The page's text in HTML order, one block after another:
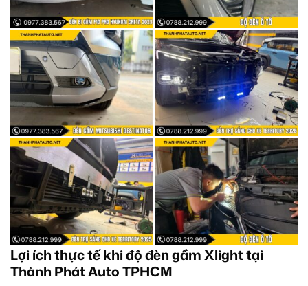
Lợi ích thực tế khi độ đèn gầm Xlight tại
Thành Phát Auto TPHCM